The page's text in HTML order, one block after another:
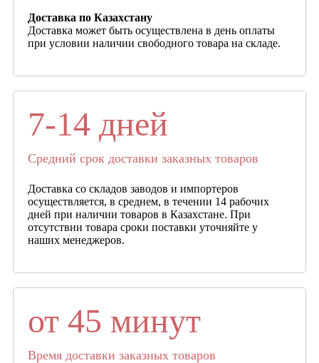
Доставка по Казахстану
Доставка может быть осуществлена в день оплаты
при условии наличии свободного товара на складе.
7-14 дней
Средний срок доставки заказных товаров
Доставка со складов заводов и импортеров
осуществляется, в среднем, в течении 14 рабочих
дней при наличии товаров в Казахстане. При
отсутствии товара сроки поставки уточняйте у
наших менеджеров.
от 45 минут
Время доставки заказных товаров